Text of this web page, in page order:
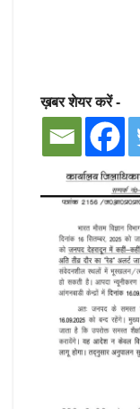
ख़बर शेयर करें -